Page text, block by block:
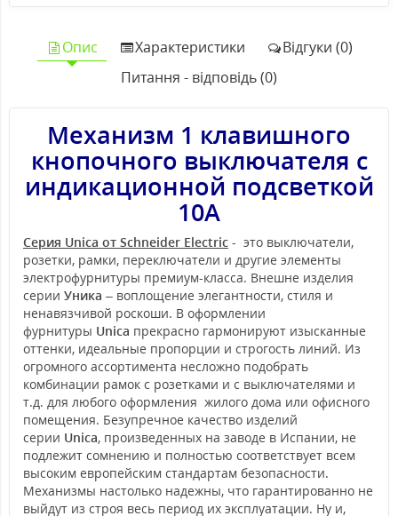
Опис Характеристики
Відгуки (0)
Питання - відповідь (0)
Механизм 1 клавишного
кнопочного выключателя с
индикационной подсветкой
10А
Серия Unica от Schneider Electric - это выключатели,
розетки, рамки, переключатели и другие элементы
электрофурнитуры премиум-класса. Внешне изделия
серии Уника – воплощение элегантности, стиля и
ненавязчивой роскоши. В оформлении
фурнитуры Unica прекрасно гармонируют изысканные
оттенки, идеальные пропорции и строгость линий. Из
огромного ассортимента несложно подобрать
комбинации рамок с розетками и с выключателями и
т.д. для любого оформления жилого дома или офисного
помещения. Безупречное качество изделий
серии Unica, произведенных на заводе в Испании, не
подлежит сомнению и полностью соответствует всем
высоким европейским стандартам безопасности.
Механизмы настолько надежны, что гарантированно не
выйдут из строя весь период их эксплуатации. Ну и,